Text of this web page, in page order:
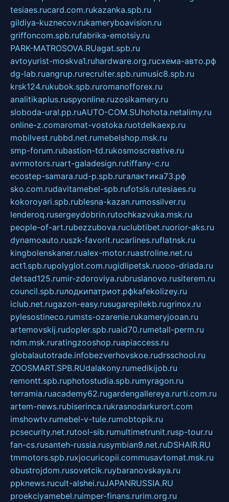
tesiaes.rucard.com.rukazanka.spb.ru
gildiya-kuznecov.rukameryboavision.ru
griffoncom.spb.rufabrika-emotsiy.ru
PARK-MATROSOVA.RUagat.spb.ru
avtoyurist-moskva1.ruhardware.org.ruсхема-авто.рф
dg-lab.ruangrup.rurecruiter.spb.rumusic8.spb.ru
krsk124.rukubok.spb.ruromanofforex.ru
analitikaplus.ruspyonline.ruzosikamery.ru
sloboda-ural.pp.ruAUTO-COM.SUhohota.netalimy.ru
online-z.comaromat-vostoka.ruotdelkaexp.ru
mobilvest.rubbd.net.rumebelshop.msk.ru
smp-forum.rubastion-td.rukosmoscreative.ru
avrmotors.ruart-galadesign.rutiffany-c.ru
ecostep-samara.rud-p.spb.ruгалактика73.рф
sko.com.rudavitamebel-spb.rufotsis.rutesiaes.ru
kokoroyari.spb.rublesna-kazan.rumossilver.ru
lenderoq.rusergeydobrin.rutochkazvuka.msk.ru
people-of-art.rubezzubova.ruclubtibet.ruorior-aks.ru
dynamoauto.ruszk-favorit.rucarlines.ruflatnsk.ru
kingbolenskaner.rualex-motor.ruastroline.net.ru
act1.spb.rupolyglot.com.rugidlipetsk.ruooo-driada.ru
detsad125.rumir-zdoroviya.rubruslanovo.rusiterem.ru
council.spb.ruлодкипатриот.рфkafekolizey.ru
iclub.net.rugazon-easy.rusugarepilekb.rugrinox.ru
pylesostineco.rumsts-ozarenie.rukameryjooan.ru
artemovskij.rudopler.spb.ruaid70.rumetall-perm.ru
ndm.msk.ruratingzooshop.ruapiaccess.ru
globalautotrade.infobezverhovskoe.rudrsschool.ru
ZOOSMART.SPB.RUdalakony.rumedikijob.ru
remontt.spb.ruphotostudia.spb.rumyragon.ru
terramia.ruacademy62.rugardengallereya.rurti.com.ru
artem-news.rubiserinca.rukrasnodarkurort.com
imshowtv.rumebel-v-tule.rumobtopik.ru
pcsecurity.net.rutool-sib.rumultimetrunit.rusp-tour.ru
fan-cs.rusanteh-russia.rusymbian9.net.ruDSHAIR.RU
tmmotors.spb.ruxjocuricopii.commusavtomat.msk.ru
obustrojdom.rusovetcik.ruybaranovskaya.ru
ppknews.rucult-alshei.ruJAPANRUSSIA.RU
proekciyamebel.ruimper-finans.rurim.org.ru